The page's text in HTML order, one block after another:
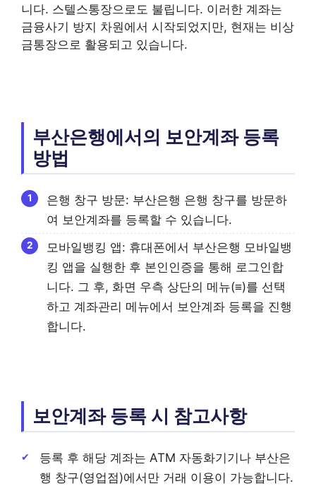
니다. 스텔스통장으로도 불립니다. 이러한 계좌는
금융사기 방지 차원에서 시작되었지만, 현재는 비상
금통장으로 활용되고 있습니다.
부산은행에서의 보안계좌 등록
방법
은행 창구 방문: 부산은행 은행 창구를 방문하
여 보안계좌를 등록할 수 있습니다.
모바일뱅킹 앱: 휴대폰에서 부산은행 모바일뱅
킹 앱을 실행한 후 본인인증을 통해 로그인합
니다. 그 후, 화면 우측 상단의 메뉴(≡)를 선택
하고 계좌관리 메뉴에서 보안계좌 등록을 진행
합니다.
보안계좌 등록 시 참고사항
등록 후 해당 계좌는 ATM 자동화기기나 부산은
행 창구(영업점)에서만 거래 이용이 가능합니다.